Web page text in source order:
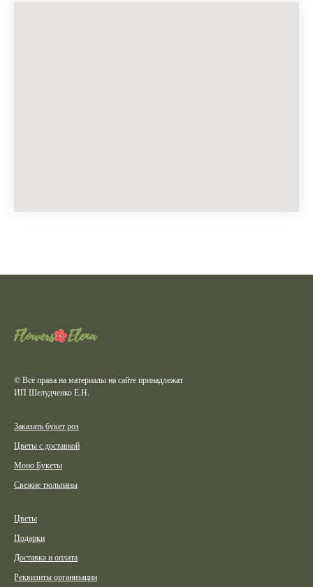
© Все права на материалы на сайте принадлежат
ИП Шелудченко Е.Н.
Заказать букет роз
Цветы с доставкой
Моно Букеты
Свежие тюльпаны
Цветы
Подарки
Доставка и оплата
Реквизиты организации